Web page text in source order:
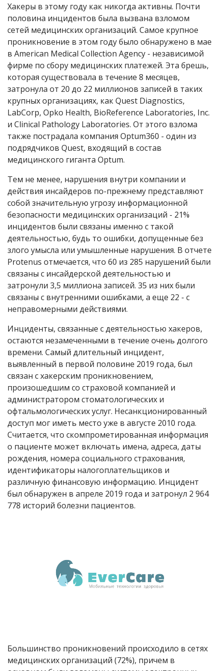
Хакеры в этому году как никогда активны. Почти
половина инцидентов была вызвана взломом
сетей медицинских организаций. Самое крупное
проникновение в этом году было обнаружено в мае
в American Medical Collection Agency - независимой
фирме по сбору медицинских платежей. Эта брешь,
которая существовала в течение 8 месяцев,
затронула от 20 до 22 миллионов записей в таких
крупных организациях, как Quest Diagnostics,
LabCorp, Opko Health, BioReference Laboratories, Inc.
и Clinical Pathology Laboratories. От этого взлома
также пострадала компания Optum360 - один из
подрядчиков Quest, входящий в состав
медицинского гиганта Optum.
Тем не менее, нарушения внутри компании и
действия инсайдеров по-прежнему представляют
собой значительную угрозу информационной
безопасности медицинских организаций - 21%
инцидентов были связаны именно с такой
деятельностью, будь то ошибки, допущенные без
злого умысла или умышленные нарушения. В отчете
Protenus отмечается, что 60 из 285 нарушений были
связаны с инсайдерской деятельностью и
затронули 3,5 миллиона записей. 35 из них были
связаны с внутренними ошибками, а еще 22 - с
неправомерными действиями.
Инциденты, связанные с деятельностью хакеров,
остаются незамеченными в течение очень долгого
времени. Самый длительный инцидент,
выявленный в первой половине 2019 года, был
связан с хакерским проникновением,
произошедшим со страховой компанией и
администратором стоматологических и
офтальмологических услуг. Несанкционированный
доступ мог иметь место уже в августе 2010 года.
Считается, что скомпрометированная информация
о пациенте может включать имена, адреса, даты
рождения, номера социального страхования,
идентификаторы налогоплательщиков и
различную финансовую информацию. Инцидент
был обнаружен в апреле 2019 года и затронул 2 964
778 историй болезни пациентов.
Большинство проникновений происходило в сетях
медицинских организаций (72%), причем в